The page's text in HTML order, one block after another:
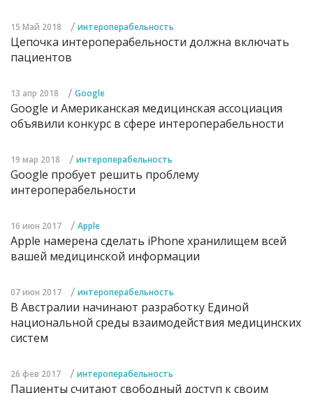
15 Май 2018 / интероперабельность
Цепочка интероперабельности должна включать
пациентов
13 апр 2018 / Google
Google и Американская медицинская ассоциация
объявили конкурс в сфере интероперабельности
19 мар 2018 / интероперабельность
Google пробует решить проблему
интероперабельности
16 июн 2017 / Apple
Apple намерена сделать iPhone хранилищем всей
вашей медицинской информации
07 июн 2017 / интероперабельность
В Австралии начинают разработку Единой
национальной среды взаимодействия медицинских
систем
26 фев 2017 / интероперабельность
Пациенты считают свободный доступ к своим